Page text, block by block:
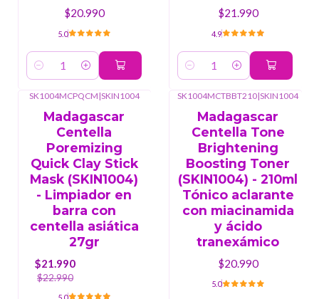
$20.990
5.0
Cantidad
$21.990
4.9
Cantidad
SK1004MCPQCM|SKIN1004
Madagascar
Centella
Poremizing
Quick Clay Stick
Mask (SKIN1004)
- Limpiador en
barra con
centella asiática
27gr
$21.990
$22.990
5.0
SK1004MCTBBT210|SKIN1004
Madagascar
Centella Tone
Brightening
Boosting Toner
(SKIN1004) - 210ml
Tónico aclarante
con miacinamida
y ácido
tranexámico
$20.990
5.0